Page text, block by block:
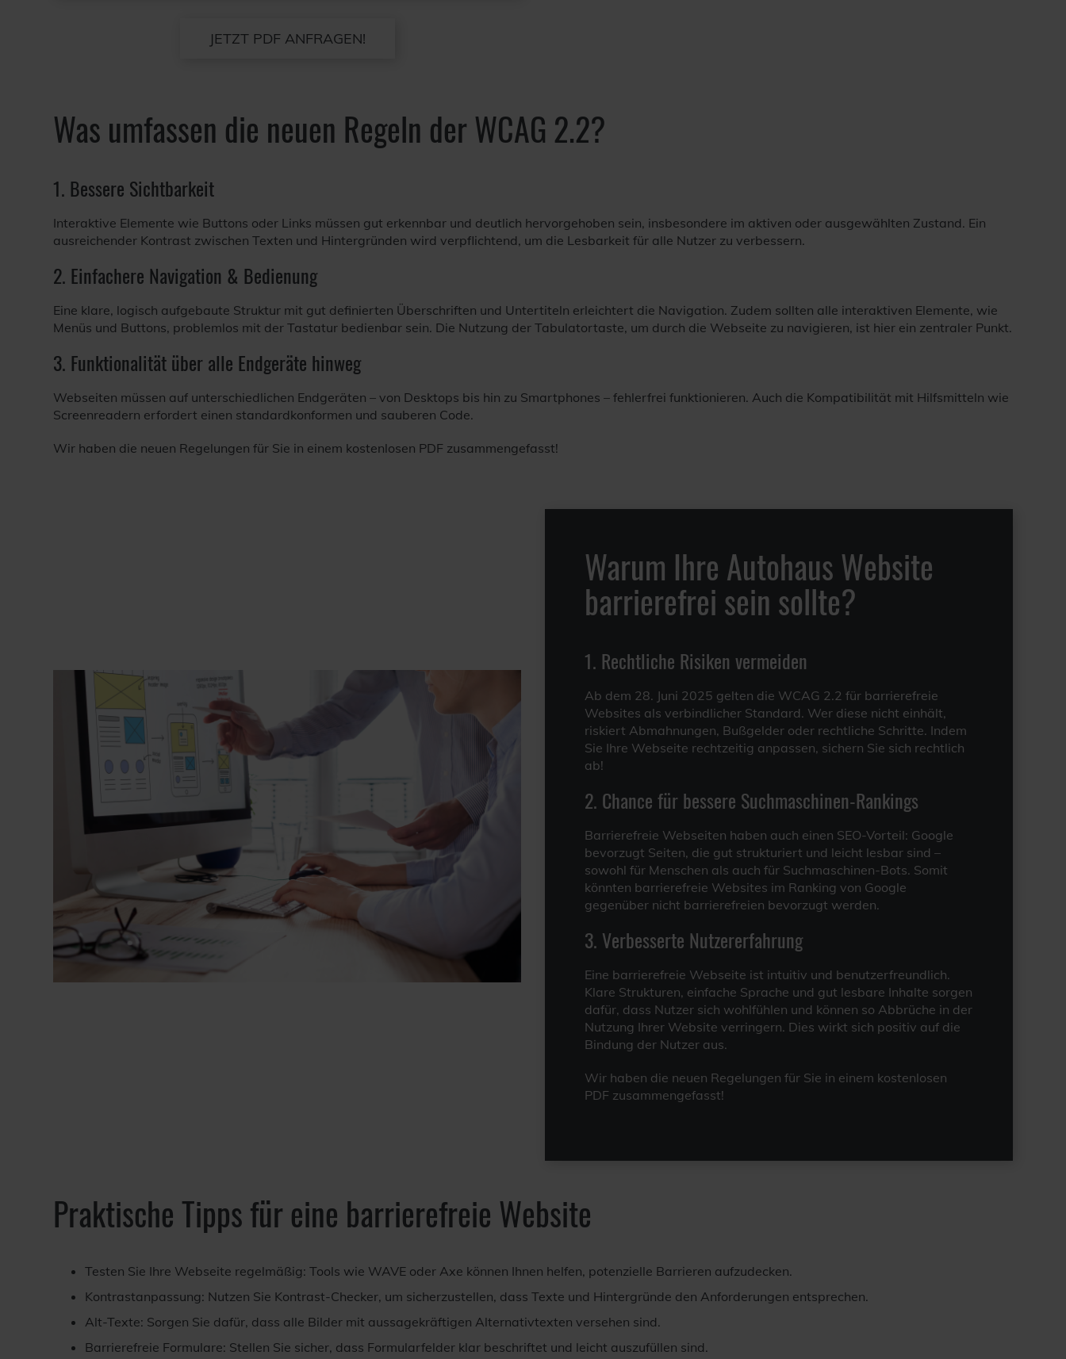
JETZT PDF ANFRAGEN!
Was umfassen die neuen Regeln der WCAG 2.2?
1. Bessere Sichtbarkeit
Interaktive Elemente wie Buttons oder Links müssen gut erkennbar und deutlich hervorgehoben sein, insbesondere im aktiven oder ausgewählten Zustand. Ein
ausreichender Kontrast zwischen Texten und Hintergründen wird verpflichtend, um die Lesbarkeit für alle Nutzer zu verbessern.
2. Einfachere Navigation & Bedienung
Eine klare, logisch aufgebaute Struktur mit gut definierten Überschriften und Untertiteln erleichtert die Navigation. Zudem sollten alle interaktiven Elemente, wie
Menüs und Buttons, problemlos mit der Tastatur bedienbar sein. Die Nutzung der Tabulatortaste, um durch die Webseite zu navigieren, ist hier ein zentraler Punkt.
3. Funktionalität über alle Endgeräte hinweg
Webseiten müssen auf unterschiedlichen Endgeräten – von Desktops bis hin zu Smartphones – fehlerfrei funktionieren. Auch die Kompatibilität mit Hilfsmitteln wie
Screenreadern erfordert einen standardkonformen und sauberen Code.
Wir haben die neuen Regelungen für Sie in einem kostenlosen PDF zusammengefasst!
Warum Ihre Autohaus Website
barrierefrei sein sollte?
1. Rechtliche Risiken vermeiden
Ab dem 28. Juni 2025 gelten die WCAG 2.2 für barrierefreie
Websites als verbindlicher Standard. Wer diese nicht einhält,
riskiert Abmahnungen, Bußgelder oder rechtliche Schritte. Indem
Sie Ihre Webseite rechtzeitig anpassen, sichern Sie sich rechtlich
ab!
2. Chance für bessere Suchmaschinen-Rankings
Barrierefreie Webseiten haben auch einen SEO-Vorteil: Google
bevorzugt Seiten, die gut strukturiert und leicht lesbar sind –
sowohl für Menschen als auch für Suchmaschinen-Bots. Somit
könnten barrierefreie Websites im Ranking von Google
gegenüber nicht barrierefreien bevorzugt werden.
3. Verbesserte Nutzererfahrung
Eine barrierefreie Webseite ist intuitiv und benutzerfreundlich.
Klare Strukturen, einfache Sprache und gut lesbare Inhalte sorgen
dafür, dass Nutzer sich wohlfühlen und können so Abbrüche in der
Nutzung Ihrer Website verringern. Dies wirkt sich positiv auf die
Bindung der Nutzer aus.
Wir haben die neuen Regelungen für Sie in einem kostenlosen
PDF zusammengefasst!
Praktische Tipps für eine barrierefreie Website
Testen Sie Ihre Webseite regelmäßig: Tools wie WAVE oder Axe können Ihnen helfen, potenzielle Barrieren aufzudecken.
Kontrastanpassung: Nutzen Sie Kontrast-Checker, um sicherzustellen, dass Texte und Hintergründe den Anforderungen entsprechen.
Alt-Texte: Sorgen Sie dafür, dass alle Bilder mit aussagekräftigen Alternativtexten versehen sind.
Barrierefreie Formulare: Stellen Sie sicher, dass Formularfelder klar beschriftet und leicht auszufüllen sind.